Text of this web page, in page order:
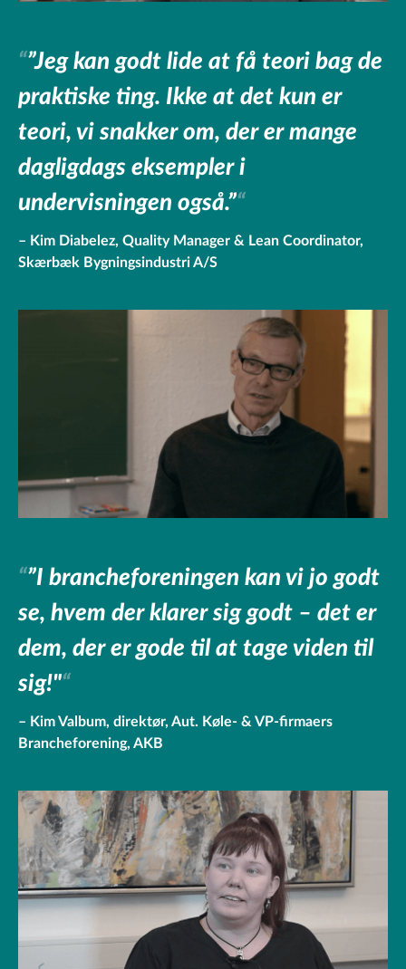
”Jeg kan godt lide at få teori bag de
praktiske ting. Ikke at det kun er
teori, vi snakker om, der er mange
dagligdags eksempler i
undervisningen også.”
Kim Diabelez, Quality Manager & Lean Coordinator,
Skærbæk Bygningsindustri A/S
”I brancheforeningen kan vi jo godt
se, hvem der klarer sig godt – det er
dem, der er gode til at tage viden til
sig!"
Kim Valbum, direktør, Aut. Køle- & VP-firmaers
Brancheforening, AKB